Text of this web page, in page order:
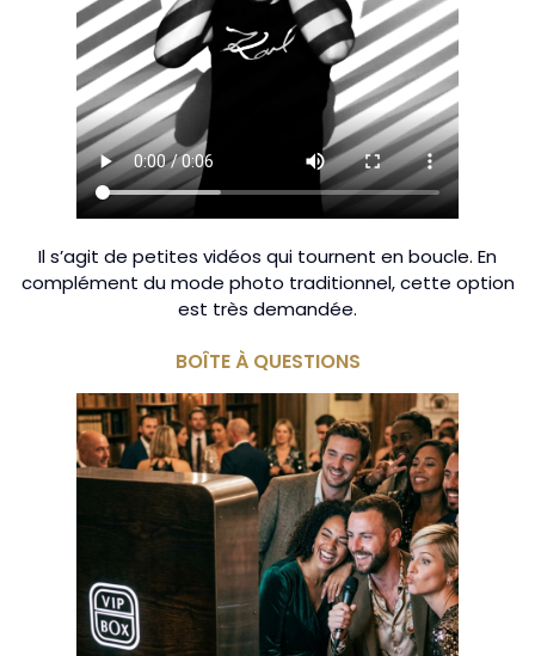
Il s’agit de petites vidéos qui tournent en boucle. En
complément du mode photo traditionnel, cette option
est très demandée.
BOÎTE À QUESTIONS